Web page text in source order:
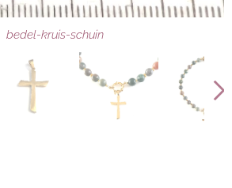
bedel-kruis-schuin
bedel-kruis-schuin
bedel-kruis-schuin
bedel-kruis-schuin